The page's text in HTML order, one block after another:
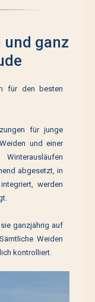
und ganz
für den besten
für junge
und einer
abgesetzt, in
werden
ganzjährig auf
Weiden
kontrolliert.